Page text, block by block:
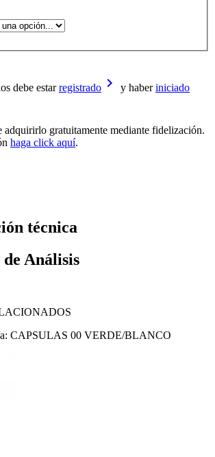
debe estarregistrado keyboard_arrow_right y haberiniciado
adquirirlo gratuitamente mediante fidelización.
haga click aquí.
técnica
Análisis
a: CAPSULAS 00 VERDE/BLANCO